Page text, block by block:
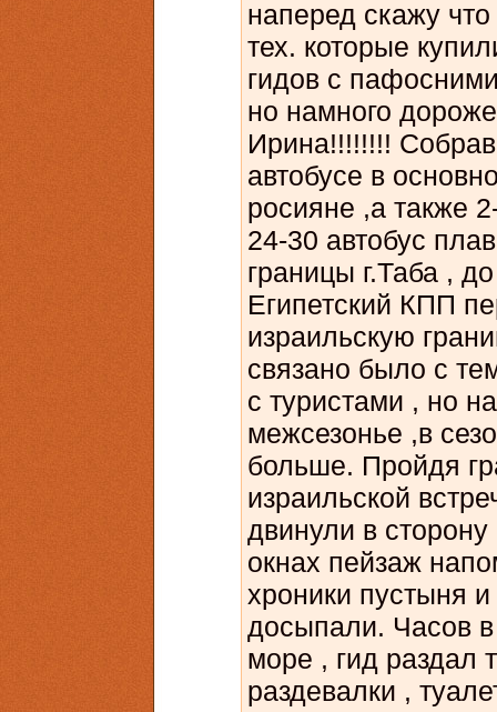
наперед скажу
тех. которые
гидов с
но намного
Ирина!!!!!!!! Собрав
автобусе в
росияне ,а также
24-30 автобус
границы г.Таба ,
Египетский КПП
израильскую
связано было с
с туристами , но
межсезонье ,в
больше. Пройдя
израильской
двинули в
окнах пейзаж
хроники пустыня
досыпали. Часов
море , гид раздал
раздевалки ,